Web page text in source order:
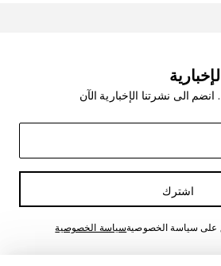
الى نشرتنا الإخبارية الآن
اشترك
على سياسة الخصوصيةسياسة الخصوصية